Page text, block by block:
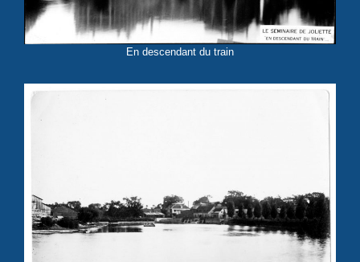
En descendant du train